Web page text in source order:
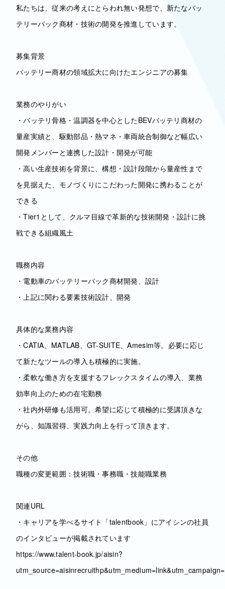
私たちは、従来の考えにとらわれ無い発想で、新たなバッ
テリーパック商材・技術の開発を推進しています。
募集背景
バッテリー商材の領域拡大に向けたエンジニアの募集
業務のやりがい
・バッテリ骨格・温調器を中心としたBEVバッテリ商材の
量産実績と、駆動部品・熱マネ・車両統合制御など幅広い
開発メンバーと連携した設計・開発が可能
・高い生産技術を背景に、構想・設計段階から量産性まで
を見据えた、モノづくりにこだわった開発に携わることが
できる
・Tier1として、クルマ目線で革新的な技術開発・設計に挑
戦できる組織風土
職務内容
・電動車のバッテリーパック商材開発、設計
・上記に関わる要素技術設計、開発
具体的な業務内容
・CATIA、MATLAB、GT-SUITE、Amesim等。必要に応じ
て新たなツールの導入も積極的に実施。
・柔軟な働き方を支援するフレックスタイムの導入、業務
効率向上のための在宅勤務
・社内外研修も活用可。希望に応じて積極的に受講頂きな
がら、知識習得、実践力向上を行って頂きます。
その他
職種の変更範囲：技術職・事務職・技能職業務
関連URL
・キャリアを学べるサイト「talentbook」にアイシンの社員
のインタビューが掲載されています
https://www.talent-book.jp/aisin?